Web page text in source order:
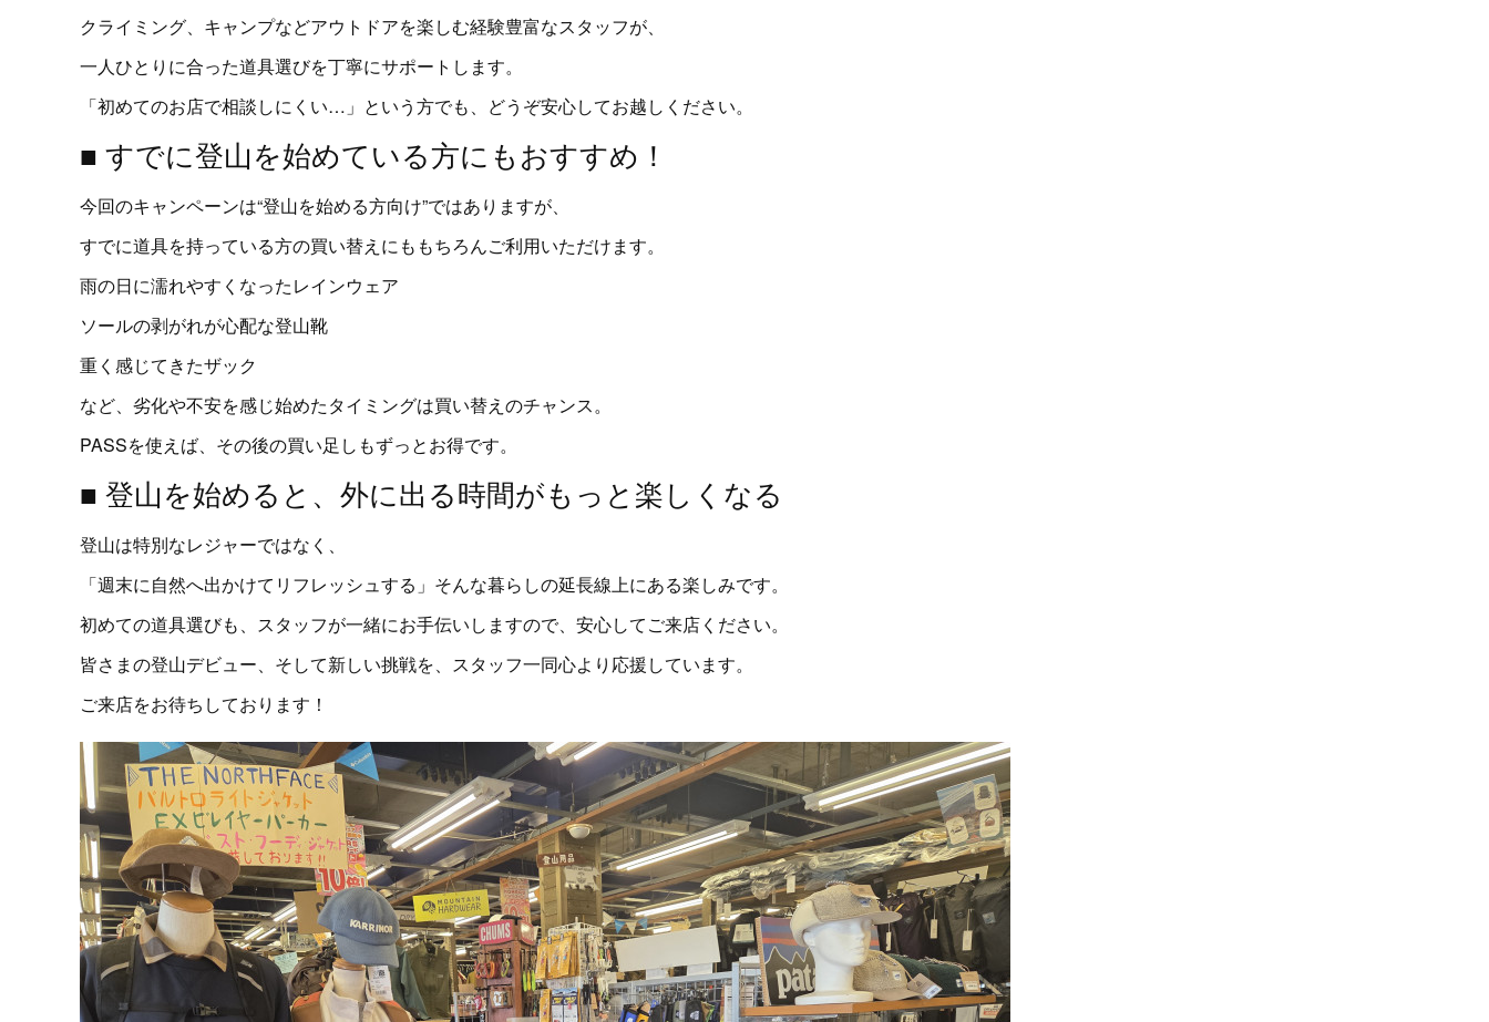
クライミング、キャンプなどアウトドアを楽しむ経験豊富なスタッフが、
一人ひとりに合った道具選びを丁寧にサポートします。
「初めてのお店で相談しにくい…」という方でも、どうぞ安心してお越しください。
■ すでに登山を始めている方にもおすすめ！
今回のキャンペーンは“登山を始める方向け”ではありますが、
すでに道具を持っている方の買い替えにももちろんご利用いただけます。
雨の日に濡れやすくなったレインウェア
ソールの剥がれが心配な登山靴
重く感じてきたザック
など、劣化や不安を感じ始めたタイミングは買い替えのチャンス。
PASSを使えば、その後の買い足しもずっとお得です。
■ 登山を始めると、外に出る時間がもっと楽しくなる
登山は特別なレジャーではなく、
「週末に自然へ出かけてリフレッシュする」そんな暮らしの延長線上にある楽しみです。
初めての道具選びも、スタッフが一緒にお手伝いしますので、安心してご来店ください。
皆さまの登山デビュー、そして新しい挑戦を、スタッフ一同心より応援しています。
ご来店をお待ちしております！